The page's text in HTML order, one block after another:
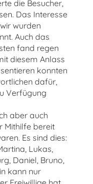
die Besucher,
Das Interesse
wurden
Auch das
fand regen
diesem Anlass
konnten
dafür,
Verfügung
aber auch
Mithilfe bereit
Es sind dies:
Lukas,
Daniel, Bruno,
kann nur